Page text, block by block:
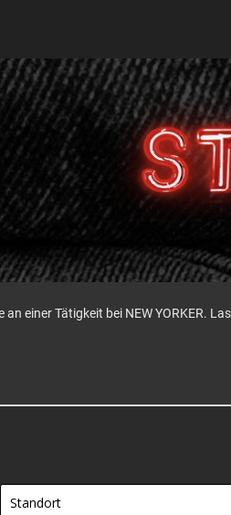
an einer Tätigkeit bei NEW YORKER.
Standort